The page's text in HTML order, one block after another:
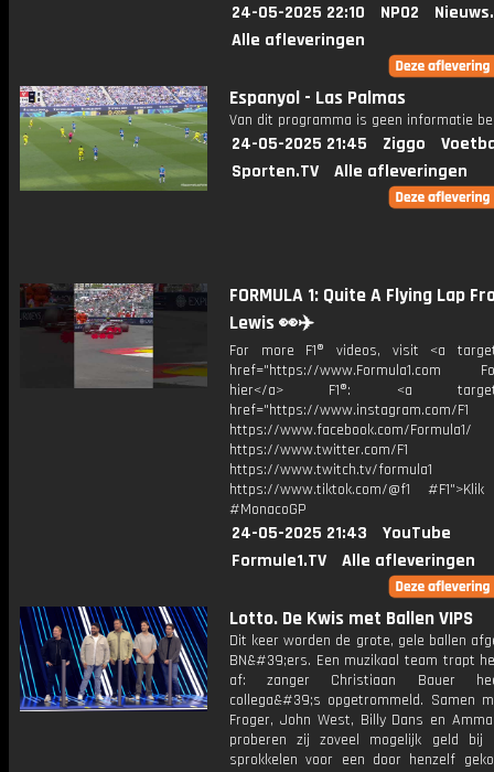
24-05-2025 22:10 NPO2
Alle afleveringen
Espanyol - Las Palmas
Van dit programma is geen informatie
24-05-2025 21:45 Ziggo
Sporten.TV
Alle afleveringen
FORMULA 1: Quite A Flying Lap
Lewis 👀✈️
For more F1® videos, visit <a
href="https://www.Formula1.com
hier</a> F1®: <a
href="https://www.instagram.com/F1
https://www.facebook.com/Formula1/
https://www.twitter.com/F1
https://www.twitch.tv/formula1
https://www.tiktok.com/@f1
#MonacoGP
24-05-2025 21:43
YouTube
Formule1.TV
Alle afleveringen
Lotto. De Kwis met Ballen VIPS
Dit keer worden de grote, gele ballen
BN&#39;ers. Een muzikaal team trapt
af: zanger Christiaan Bauer
collega&#39;s opgetrommeld. Samen
Froger, John West, Billy Dans en
proberen zij zoveel mogelijk geld bij
sprokkelen voor een door henzelf